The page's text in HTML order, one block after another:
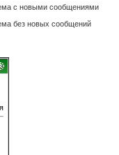
с новыми сообщениями
без новых сообщений